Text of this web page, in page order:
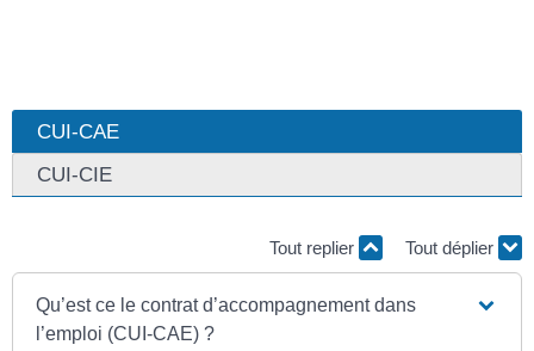
CUI-CAE
CUI-CIE
Tout replier Tout déplier
Qu’est ce le contrat d’accompagnement dans
l’emploi (CUI-CAE) ?